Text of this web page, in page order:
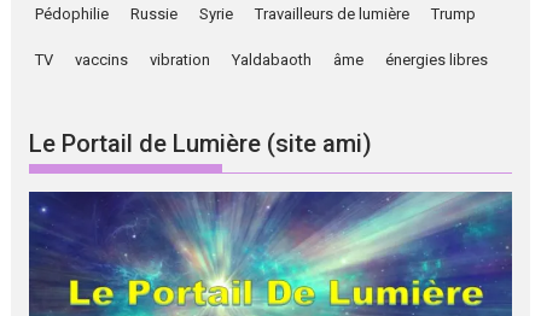
Pédophilie Russie Syrie Travailleurs de lumière Trump
TV vaccins vibration Yaldabaoth âme énergies libres
Le Portail de Lumière (site ami)